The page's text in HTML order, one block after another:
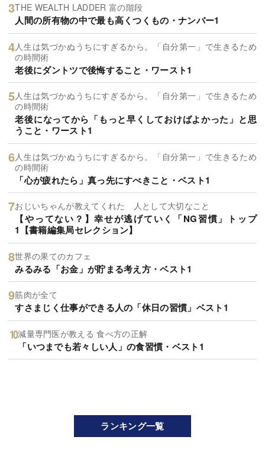
THE WEALTH LADDER 富の階段
人間の所有物の中で最も高くつくもの・ナンバー1
人生は気づかぬうちにすぎるから。「自分第一」で生きるため
の時間術
老後にダントツで後悔すること・ワースト1
人生は気づかぬうちにすぎるから。「自分第一」で生きるため
の時間術
老後になってから「もっと早くしておけばよかった」と思
うこと・ワースト1
人生は気づかぬうちにすぎるから。「自分第一」で生きるため
の時間術
「心が疲れたら」真っ先にすべきこと・ベスト1
おじいちゃんが教えてくれた 人として大切なこと
【やってない？】幸せが逃げていく「NG習慣」トップ
1【書籍編集局セレクション】
世界の果てのカフェ
みるみる「お金」が貯まる考え方・ベスト1
筋肉が全て
すさまじく仕事ができる人の「休日の習慣」ベスト1
減量専門医が教える 食べ方の正解
「いつまでも若々しい人」の食習慣・ベスト1
ランキング一覧